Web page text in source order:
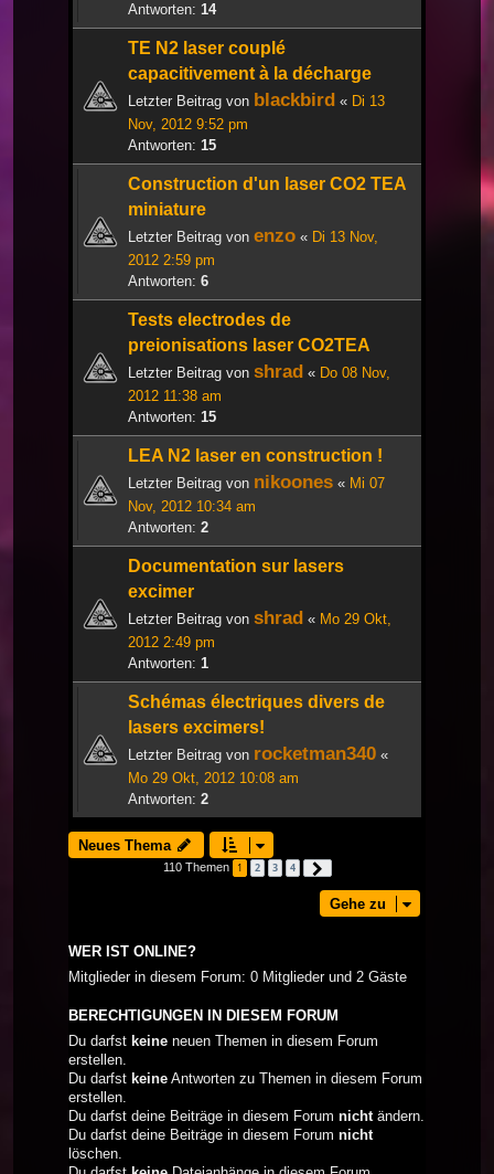
Antworten: 14
TE N2 laser couplé
capacitivement à la décharge
Letzter Beitrag von blackbird « Di 13
Nov, 2012 9:52 pm
Antworten: 15
Construction d'un laser CO2 TEA
miniature
Letzter Beitrag von enzo « Di 13 Nov,
2012 2:59 pm
Antworten: 6
Tests electrodes de
preionisations laser CO2TEA
Letzter Beitrag von shrad « Do 08 Nov,
2012 11:38 am
Antworten: 15
LEA N2 laser en construction !
Letzter Beitrag von nikoones « Mi 07
Nov, 2012 10:34 am
Antworten: 2
Documentation sur lasers
excimer
Letzter Beitrag von shrad « Mo 29 Okt,
2012 2:49 pm
Antworten: 1
Schémas électriques divers de
lasers excimers!
Letzter Beitrag von rocketman340 «
Mo 29 Okt, 2012 10:08 am
Antworten: 2
Neues Thema
110 Themen 1 2 3 4
Gehe zu
WER IST ONLINE?
Mitglieder in diesem Forum: 0 Mitglieder und 2 Gäste
BERECHTIGUNGEN IN DIESEM FORUM
Du darfst keine neuen Themen in diesem Forum
erstellen.
Du darfst keine Antworten zu Themen in diesem Forum
erstellen.
Du darfst deine Beiträge in diesem Forum nichtändern.
Du darfst deine Beiträge in diesem Forum nicht
löschen.